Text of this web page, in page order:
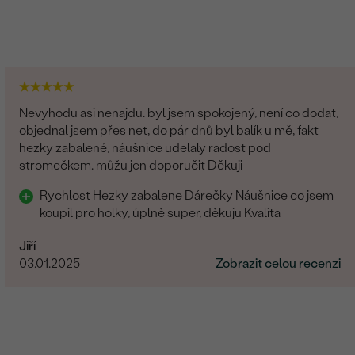
Nevyhodu asi nenajdu. byl jsem spokojený, není co dodat,
objednal jsem přes net, do pár dnů byl balík u mě, fakt
hezky zabalené, náušnice udelaly radost pod
stromečkem. můžu jen doporučit Děkuji
Rychlost Hezky zabalene Dárečky Náušnice co jsem
koupil pro holky, úplně super, děkuju Kvalita
Jiří
03.01.2025
Zobrazit celou recenzi